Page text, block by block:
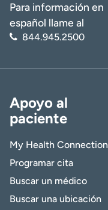
Para información en
español llame al
844.945.2500
Apoyo al
paciente
My Health Connection
Programar cita
Buscar un médico
Buscar una ubicación